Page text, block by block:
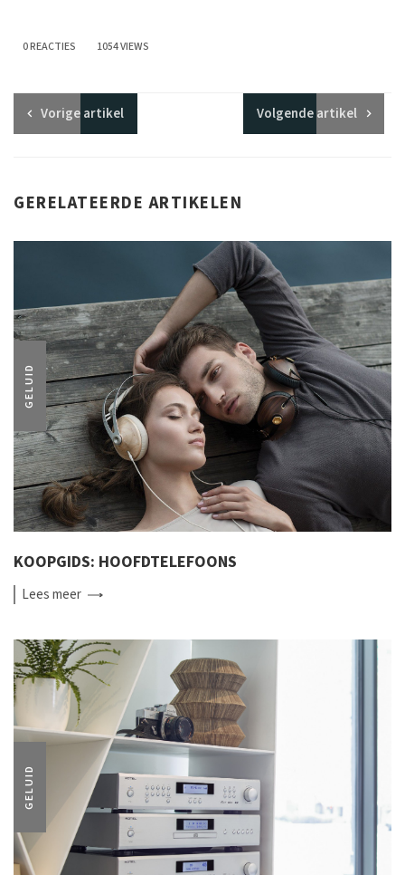
0 REACTIES 1054 VIEWS
Vorigeartikel Volgendeartikel
GERELATEERDE ARTIKELEN
GELUID
KOOPGIDS: HOOFDTELEFOONS
Leesmeer
GELUID